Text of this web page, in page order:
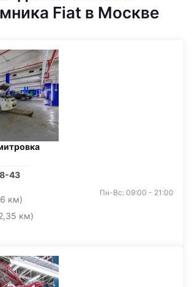
Fiat в Москве
43
км)
км)
Пн-Вс: 09:00 - 21:00